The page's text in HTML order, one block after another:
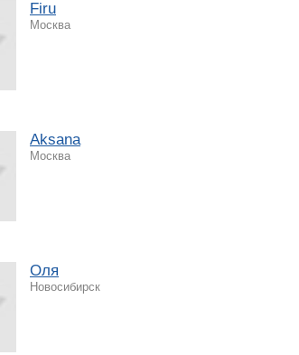
Firu
Москва
Aksana
Москва
Оля
Новосибирск